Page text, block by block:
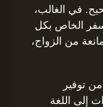
في الغالب،
الخاص بكل
من الزواج،
توفير
إلى اللغة